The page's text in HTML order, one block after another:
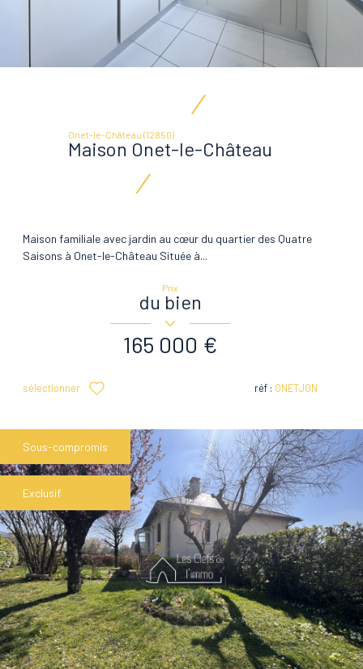
Onet-le-Château (12850)
Maison Onet-le-Château
Maison familiale avec jardin au cœur du quartier des Quatre
Saisons à Onet-le-Château Située à...
Prix
du bien
165 000 €
sélectionner réf : ONETJON
Sous-compromis
Exclusif